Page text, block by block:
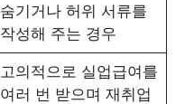
숨기거나 허위 서류를
작성해 주는 경우
고의적으로 실업급여를
여러 번 받으며 재취업